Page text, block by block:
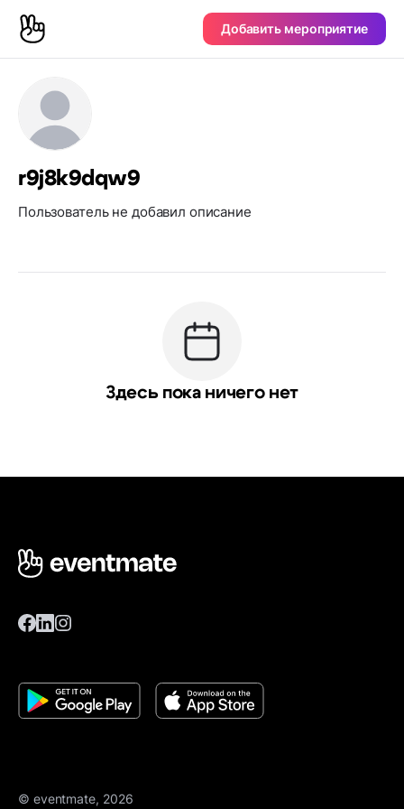
Добавить мероприятие
r9j8k9dqw9
Пользователь не добавил описание
Здесь пока ничего нет
© eventmate, 2026